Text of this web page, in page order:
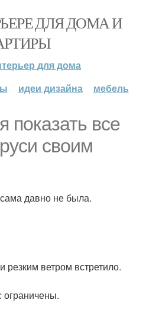
ДЛЯ ДОМА И
для дома
идеи дизайна мебель
показать все
своим
давно не была.
ветром встретило.
ограничены.